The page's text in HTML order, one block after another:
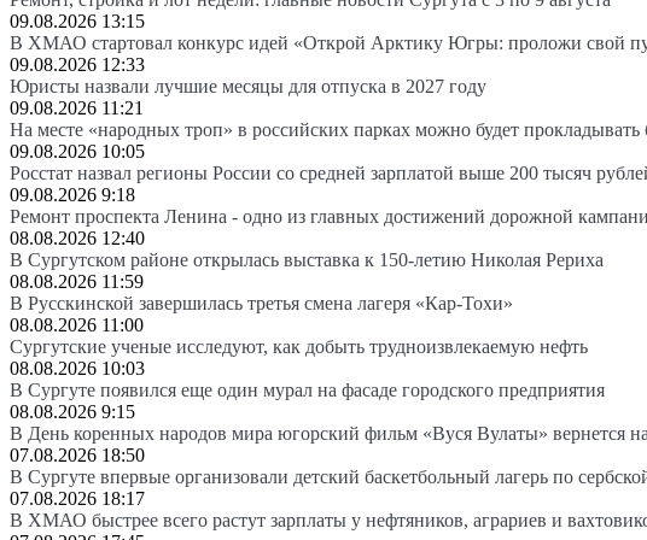
09.08.2026 13:15
В ХМАО стартовал конкурс идей «Открой Арктику Югры: проложи свой
09.08.2026 12:33
Юристы назвали лучшие месяцы для отпуска в 2027 году
09.08.2026 11:21
На месте «народных троп» в российских парках можно будет
09.08.2026 10:05
Росстат назвал регионы России со средней зарплатой выше 200 тысяч
09.08.2026 9:18
Ремонт проспекта Ленина - одно из главных достижений дорожной
08.08.2026 12:40
В Сургутском районе открылась выставка к 150-летию Николая Рериха
08.08.2026 11:59
В Русскинской завершилась третья смена лагеря «Кар-Тохи»
08.08.2026 11:00
Сургутские ученые исследуют, как добыть трудноизвлекаемую нефть
08.08.2026 10:03
В Сургуте появился еще один мурал на фасаде городского предприятия
08.08.2026 9:15
В День коренных народов мира югорский фильм «Вуся Вулаты» вернется
07.08.2026 18:50
В Сургуте впервые организовали детский баскетбольный лагерь по
07.08.2026 18:17
В ХМАО быстрее всего растут зарплаты у нефтяников, аграриев и